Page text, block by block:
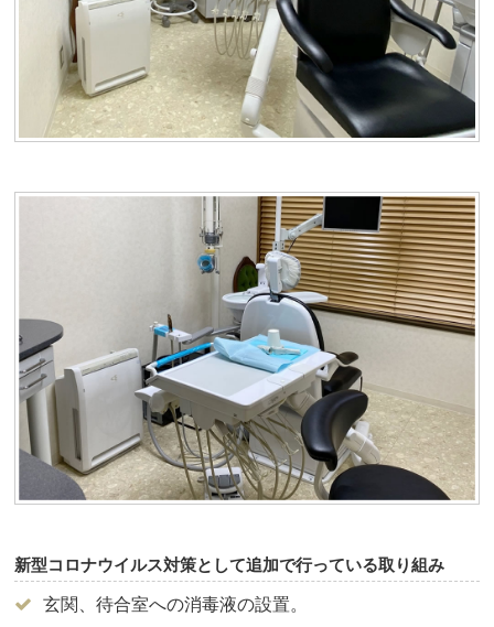
新型コロナウイルス対策として追加で行っている取り組み
玄関、待合室への消毒液の設置。